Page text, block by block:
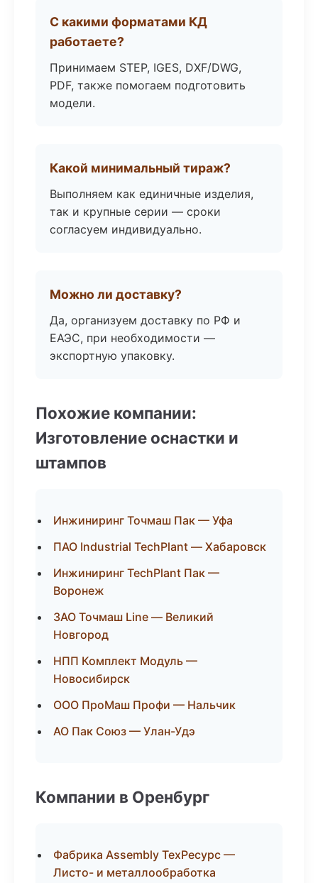
С какими форматами КД
работаете?
Принимаем STEP, IGES, DXF/DWG,
PDF, также помогаем подготовить
модели.
Какой минимальный тираж?
Выполняем как единичные изделия,
так и крупные серии — сроки
согласуем индивидуально.
Можно ли доставку?
Да, организуем доставку по РФ и
ЕАЭС, при необходимости —
экспортную упаковку.
Похожие компании:
Изготовление оснастки и
штампов
Инжиниринг Точмаш Пак — Уфа
ПАО Industrial TechPlant — Хабаровск
Инжиниринг TechPlant Пак —
Воронеж
ЗАО Точмаш Line — Великий
Новгород
НПП Комплект Модуль —
Новосибирск
ООО ПроМаш Профи — Нальчик
АО Пак Союз — Улан-Удэ
Компании в Оренбург
Фабрика Assembly ТехРесурс —
Листо- и металлообработка